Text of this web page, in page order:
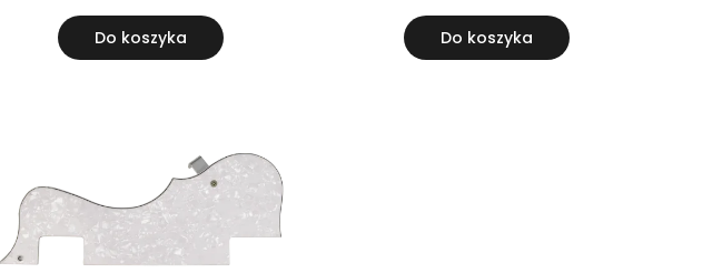
Do koszyka Do koszyka